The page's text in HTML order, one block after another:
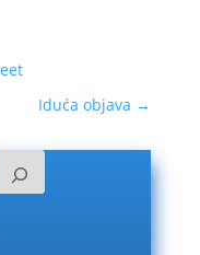
Iduća objava →